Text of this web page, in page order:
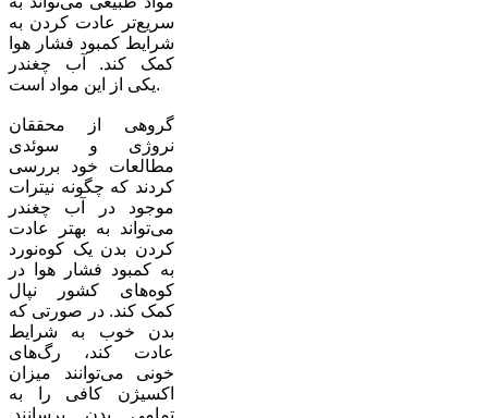
سریع‌تر عادت کردن به
شرایط کمبود فشار هوا
کمک کند. آب چغندر
یکی از این مواد است.
گروهی از محققان
نروژی و سوئدی
مطالعات خود بررسی
کردند که چگونه نیترات
موجود در آب چغندر
می‌تواند به بهتر عادت
کردن بدن یک کوه‌نورد
به کمبود فشار هوا در
کوه‌های کشور نپال
کمک کند. در صورتی که
بدن خوب به شرایط
عادت کند، رگ‌های
خونی می‌توانند میزان
اکسیژن کافی را به
تمامی بدن برسانند.